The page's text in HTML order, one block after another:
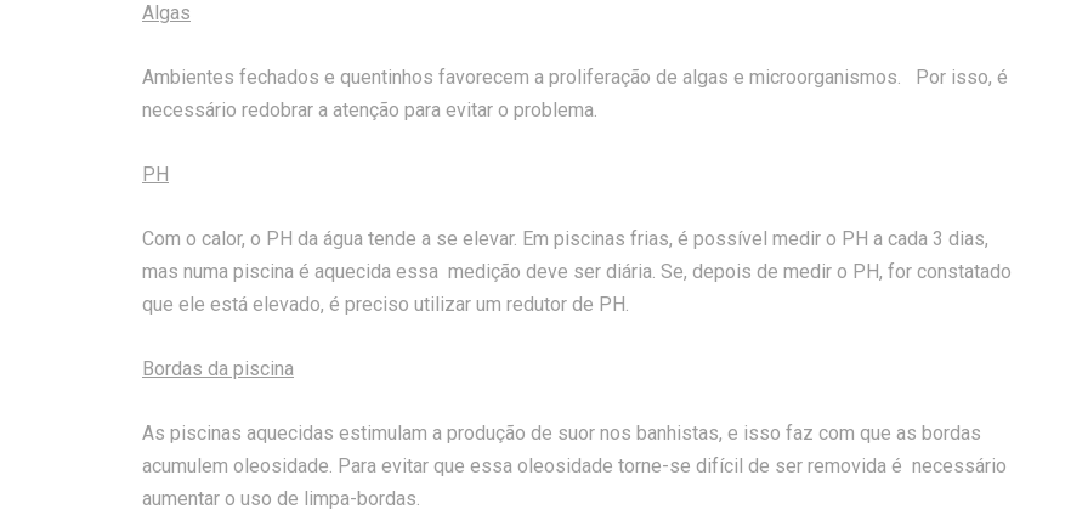
Algas
Ambientes fechados e quentinhos favorecem a proliferação de algas e microorganismos. Por isso, é
necessário redobrar a atenção para evitar o problema.
PH
Com o calor, o PH da água tende a se elevar. Em piscinas frias, é possível medir o PH a cada 3 dias,
mas numa piscina é aquecida essa medição deve ser diária. Se, depois de medir o PH, for constatado
que ele está elevado, é preciso utilizar um redutor de PH.
Bordas da piscina
As piscinas aquecidas estimulam a produção de suor nos banhistas, e isso faz com que as bordas
acumulem oleosidade. Para evitar que essa oleosidade torne-se difícil de ser removida é necessário
aumentar o uso de limpa-bordas.